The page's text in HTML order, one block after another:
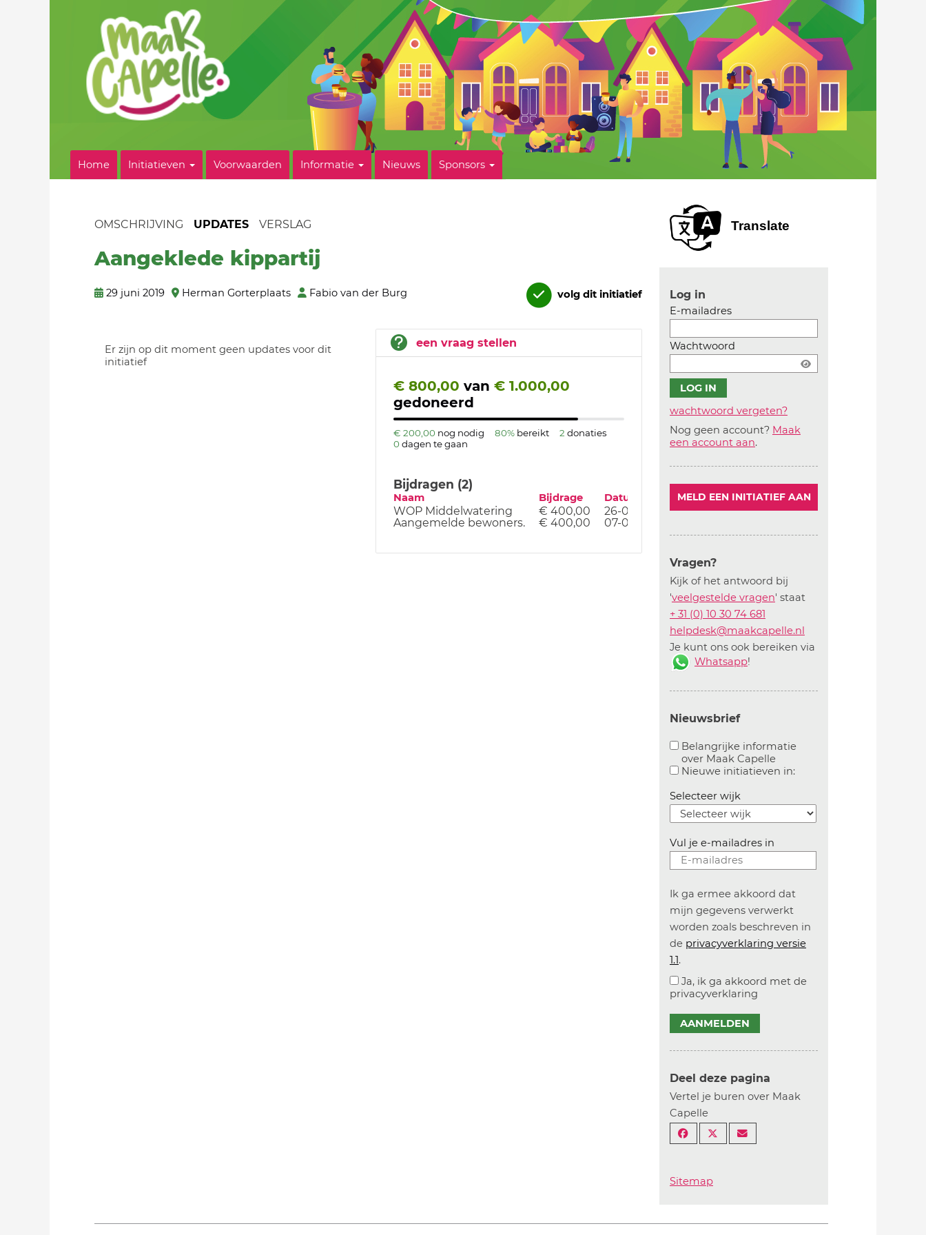
Home Initiatieven Voorwaarden Informatie Nieuws Sponsors
OMSCHRIJVING UPDATES VERSLAG
Aangeklede kippartij
29 juni 2019 Herman Gorterplaats Fabio van der Burg volg dit initiatief
Er zijn op dit moment geen updates voor dit
initiatief
een vraag stellen
€ 800,00 van € 1.000,00
gedoneerd
€ 200,00 nog nodig 80% bereikt 2 donaties
0 dagen te gaan
Bijdragen (2)
Naam Bijdrage Datum
WOP Middelwatering € 400,00
26-06-19
Aangemelde bewoners.
€ 400,00 07-05-19
Translate
Log in
E-mailadres
Wachtwoord
wachtwoord vergeten?
Nog geen account? Maak
een account aan.
MELD EEN INITIATIEF AAN
Vragen?
Kijk of het antwoord bij
'veelgestelde vragen' staat
+ 31 (0) 10 30 74 681
helpdesk@maakcapelle.nl
Je kunt ons ook bereiken via
Whatsapp!
Nieuwsbrief
Belangrijke informatie
over Maak Capelle
Aanvinken om belangrijke informatie over
Nieuwe initiatieven in:Aanvinken om
Selecteer wijk
Vul je e-mailadres in
Ik ga ermee akkoord dat
mijn gegevens verwerkt
worden zoals beschreven in
de privacyverklaring versie
1.1.
Ja, ik ga akkoord met de
privacyverklaring
AANMELDEN
Deel deze pagina
Vertel je buren over Maak
Capelle
Sitemap